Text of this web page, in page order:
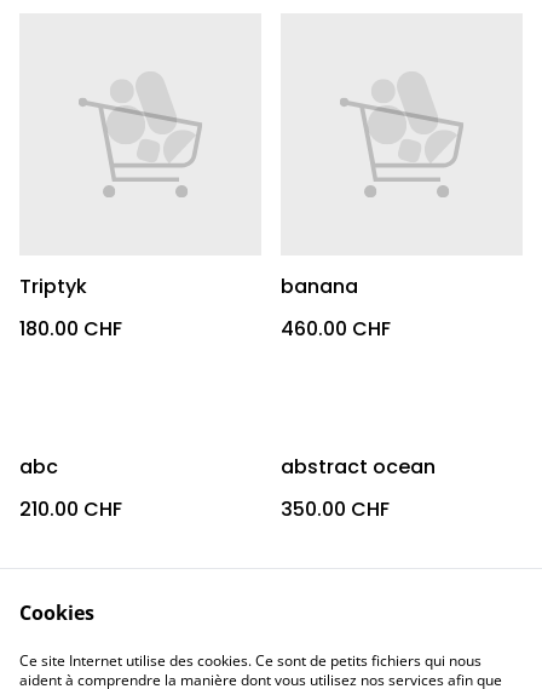
Triptyk
180.00 CHF
banana
460.00 CHF
abc
210.00 CHF
abstract ocean
350.00 CHF
Cookies
Ce site Internet utilise des cookies. Ce sont de petits fichiers qui nous
aident à comprendre la manière dont vous utilisez nos services afin que